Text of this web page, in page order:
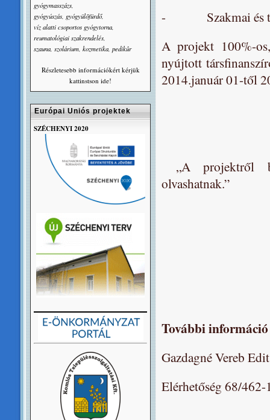
- Szakmai és
A projekt 100%-
nyújtott
2014.január 01-től
„A projektről
olvashatnak.”
További
Gazdagné Vereb Edit
Elérhetőség 68/
gyógymasszázs,
gyógyúszás, gyógyülõfürdő,
víz alatti csoportos gyógytorna,
reumatológiai szakrendelés,
szauna, szolárium, kozmetika, pedikûr
Részletesebb információkért kérjük
kattinstson ide!
Európai Uniós projektek
SZÉCHENYI 2020